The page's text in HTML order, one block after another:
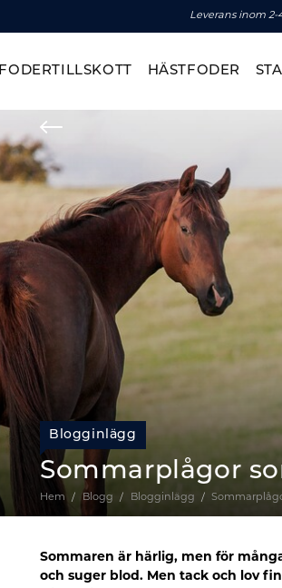
Leverans inom 2-
FODERTILLSKOTT HÄSTFODER
Blogginlägg
Sommarplågor
Hem Blogg Blogginlägg
Sommaren är härlig, men för
och suger blod. Men tack och lov